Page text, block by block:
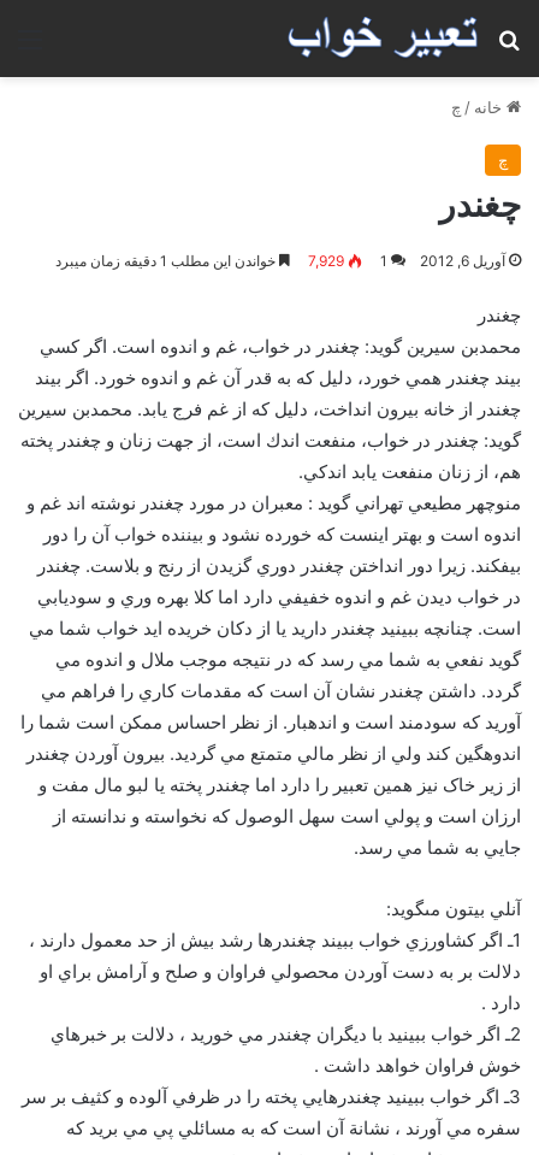
جستجو برای
خانه / چ
چ
چغندر
آوریل 6, 2012 1
7,929 خواندن این مطلب 1 دقیقه زمان میبرد
چغندر
محمدبن سيرين گويد: چغندر در خواب، غم و اندوه است. اگر كسي
بيند چغندر همي خورد، دليل كه به قدر آن غم و اندوه خورد. اگر بيند
چغندر از خانه بيرون انداخت، دليل كه از غم فرج يابد. محمدبن سيرين
گويد: چغندر در خواب، منفعت اندك است، از جهت زنان و چغندر پخته
هم، از زنان منفعت يابد اندكي.
منوچهر مطيعي تهراني گويد : معبران در مورد چغندر نوشته اند غم و
اندوه است و بهتر اينست که خورده نشود و بيننده خواب آن را دور
بيفکند. زيرا دور انداختن چغندر دوري گزيدن از رنج و بلاست. چغندر
در خواب ديدن غم و اندوه خفيفي دارد اما کلا بهره وري و سوديابي
است. چنانچه ببينيد چغندر داريد يا از دکان خريده ايد خواب شما مي
گويد نفعي به شما مي رسد که در نتيجه موجب ملال و اندوه مي
گردد. داشتن چغندر نشان آن است که مقدمات کاري را فراهم مي
آوريد که سودمند است و اندهبار. از نظر احساس ممکن است شما را
اندوهگين کند ولي از نظر مالي متمتع مي گرديد. بيرون آوردن چغندر
از زير خاک نيز همين تعبير را دارد اما چغندر پخته يا لبو مال مفت و
ارزان است و پولي است سهل الوصول که نخواسته و ندانسته از
جايي به شما مي رسد.
آنلي بيتون مى‏گويد:
1ـ اگر كشاورزي خواب ببيند چغندرها رشد بيش از حد معمول دارند ،
دلالت بر به دست آوردن محصولي فراوان و صلح و آرامش براي او
دارد .
2ـ اگر خواب ببينيد با ديگران چغندر مي خوريد ، دلالت بر خبرهاي
خوش فراوان خواهد داشت .
3ـ اگر خواب ببينيد چغندرهايي پخته را در ظرفي آلوده و كثيف بر سر
سفره مي آورند ، نشانة آن است كه به مسائلي پي مي بريد كه